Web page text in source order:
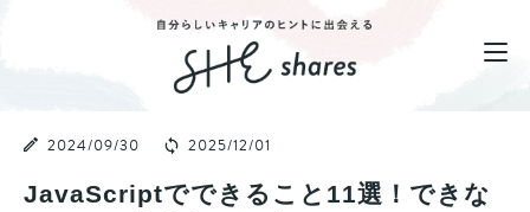
2024/09/30 2025/12/01
JavaScriptでできること11選！できな